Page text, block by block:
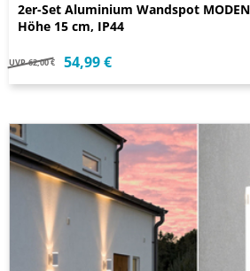
2er-Set Aluminium Wandspot
Höhe 15 cm, IP44
UVP 62,00 € 54,99 €